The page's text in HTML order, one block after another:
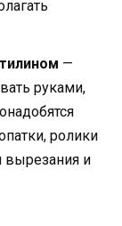
—
руками,
ролики
вырезания и